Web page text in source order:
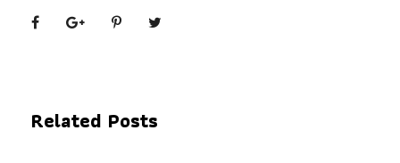
Related Posts